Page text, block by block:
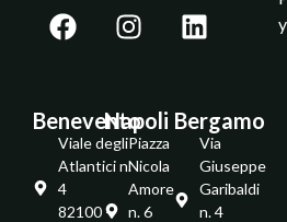
Benevento
Viale degli
Atlantici n.
4
82100 -
Napoli
Piazza
Nicola
Amore
n. 6
Bergamo
Via
Giuseppe
Garibaldi
n. 4
y